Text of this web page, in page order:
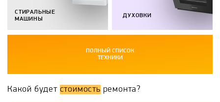
СТИРАЛЬНЫЕ
МАШИНЫ
ДУХОВКИ
ПОЛНЫЙ СПИСОК
ТЕХНИКИ
Какой будет стоимость ремонта?